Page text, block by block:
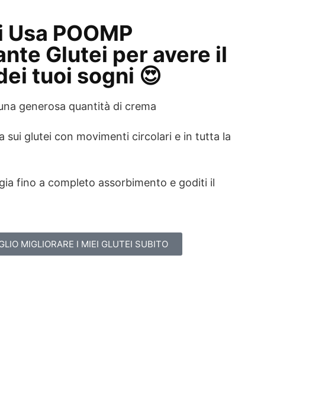
POOMP
Glutei per avere il
tuoi sogni 😍
generosa quantità di crema
sui glutei con movimenti circolari e in tutta la
fino a completo assorbimento e goditi il
MIGLIORARE I MIEI GLUTEI SUBITO